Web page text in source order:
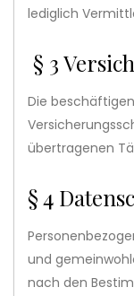
lediglich
§ 3
Die
übertragenen
§ 4
und
nach den